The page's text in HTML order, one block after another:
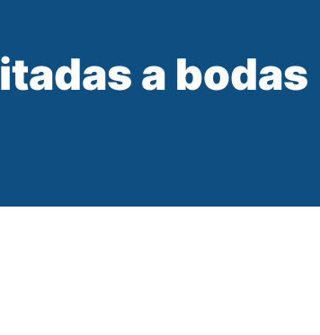
a bodas